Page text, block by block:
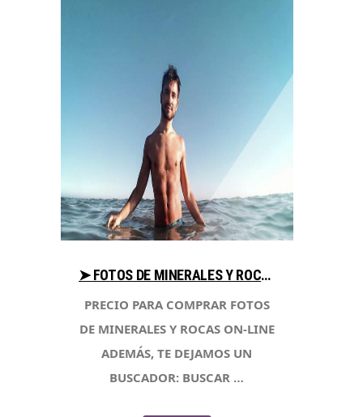
➤ FOTOS DE MINERALES Y ROCAS AYUDA AL COMPRAR EN LIBRERIAESOTERICA.NET
PRECIO PARA COMPRAR FOTOS
DE MINERALES Y ROCAS ON-LINE
ADEMÁS, TE DEJAMOS UN
BUSCADOR: BUSCAR …